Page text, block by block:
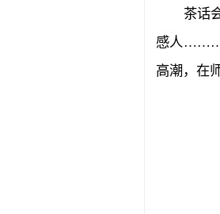
茶话
感人…………
高潮，在